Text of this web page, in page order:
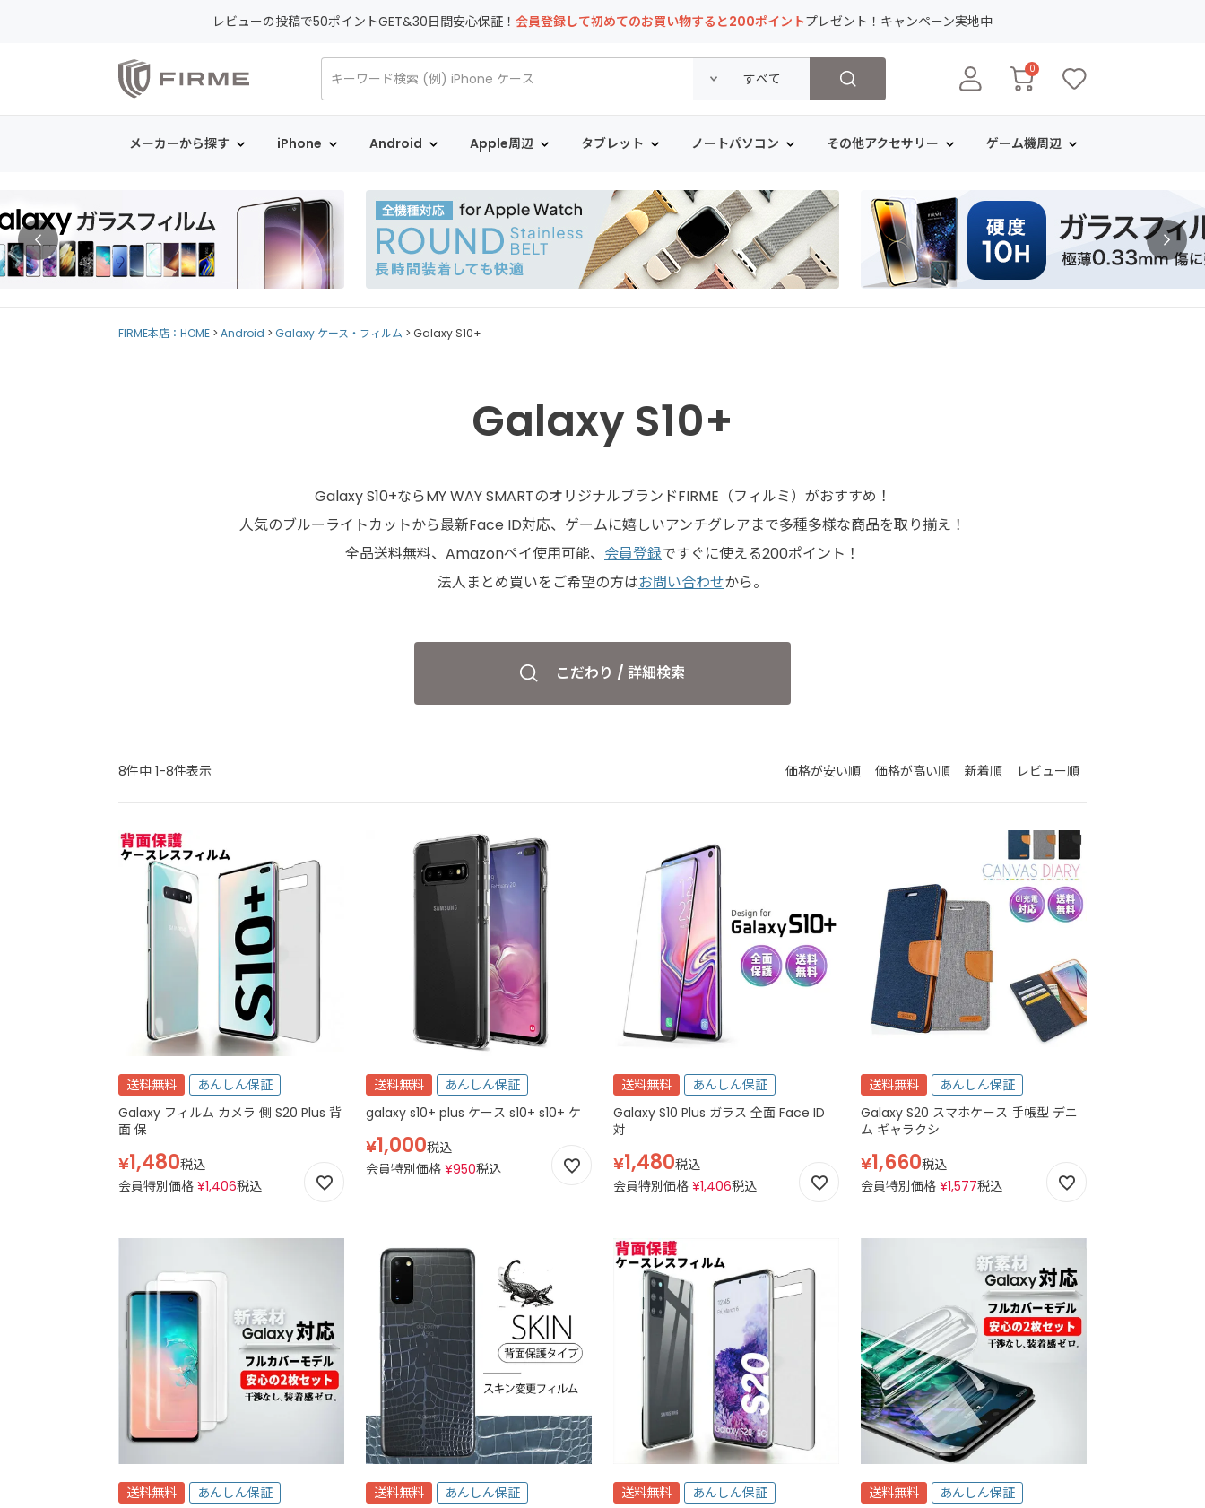
レビューの投稿で50ポイントGET&30日間安心保証！ 会員登録して初めてのお買い物すると200ポイントプレゼント！キャンペーン実地中
0
メーカーから探す iPhone Android Apple周辺 タブレット ノートパソコン その他アクセサリー ゲーム機周辺
FIRME本店：HOME Android Galaxy ケース・フィルム Galaxy S10+
Galaxy S10+
Galaxy S10+ならMY WAY SMARTのオリジナルブランドFIRME（フィルミ）がおすすめ！
人気のブルーライトカットから最新Face ID対応、ゲームに嬉しいアンチグレアまで多種多様な商品を取り揃え！
全品送料無料、Amazonペイ使用可能、 会員登録ですぐに使える200ポイント！
法人まとめ買いをご希望の方はお問い合わせから。
こだわり / 詳細検索
価格が安い順 価格が高い順 新着順 レビュー順
8件中 1-8件表示
送料無料
あんしん保証
Galaxy フィルム カメラ 側 S20 Plus 背
面 保
¥1,480税込
会員特別価格 ¥1,406税込
送料無料
あんしん保証
galaxy s10+ plus ケース s10+ s10+ ケ
¥1,000税込
会員特別価格 ¥950税込
送料無料
あんしん保証
Galaxy S10 Plus ガラス 全面 Face ID
対
¥1,480税込
会員特別価格 ¥1,406税込
送料無料
あんしん保証
Galaxy S20 スマホケース 手帳型 デニ
ム ギャラクシ
¥1,660税込
会員特別価格 ¥1,577税込
送料無料
あんしん保証
送料無料
あんしん保証
送料無料
あんしん保証
送料無料
あんしん保証